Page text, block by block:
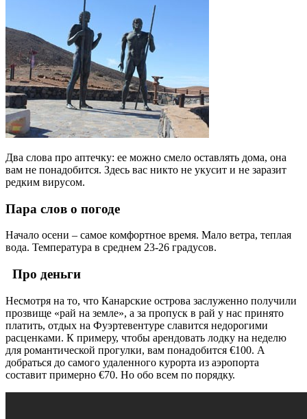
Два слова про аптечку: ее можно смело оставлять дома, она
вам не понадобится. Здесь вас никто не укусит и не заразит
редким вирусом.
Пара слов о погоде
Начало осени – самое комфортное время. Мало ветра, теплая
вода. Температура в среднем 23-26 градусов.
Про деньги
Несмотря на то, что Канарские острова заслуженно получили
прозвище «рай на земле», а за пропуск в рай у нас принято
платить, отдых на Фуэртевентуре славится недорогими
расценками. К примеру, чтобы арендовать лодку на неделю
для романтической прогулки, вам понадобится €100. А
добраться до самого удаленного курорта из аэропорта
составит примерно €70. Но обо всем по порядку.